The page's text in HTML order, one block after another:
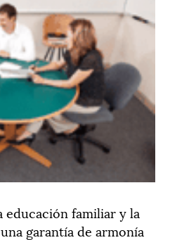
educación familiar y la
garantía de armonía